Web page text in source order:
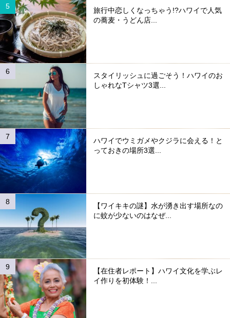
旅行中恋しくなっちゃう!?ハワイで人気
の蕎麦・うどん店...
スタイリッシュに過ごそう！ハワイのお
しゃれなTシャツ3選...
ハワイでウミガメやクジラに会える！と
っておきの場所3選...
【ワイキキの謎】水が湧き出す場所なの
に蚊が少ないのはなぜ...
【在住者レポート】ハワイ文化を学ぶレ
イ作りを初体験！...